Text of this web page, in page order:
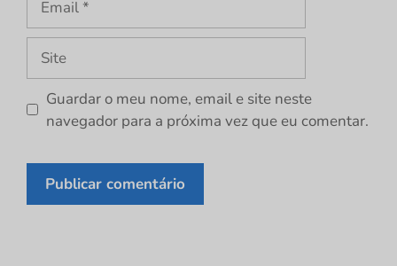
Site
Guardar o meu nome, email e site neste
navegador para a próxima vez que eu comentar.